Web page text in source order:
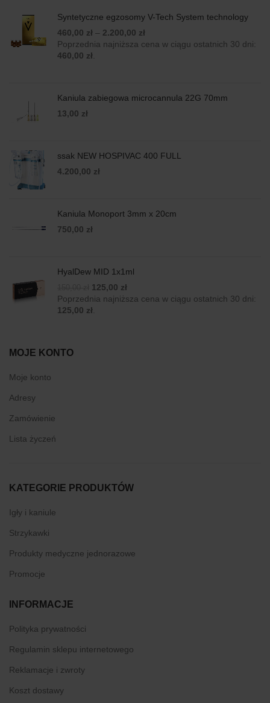
Syntetyczne egzosomy V-Tech System technology
460,00 zł – 2.200,00 zł
Poprzednia najniższa cena w ciągu ostatnich 30 dni:
460,00 zł
Kaniula zabiegowa microcannula 22G 70mm
13,00 zł
ssak NEW HOSPIVAC 400 FULL
4.200,00 zł
Kaniula Monoport 3mm x 20cm
750,00 zł
HyalDew MID 1x1ml
Original
price
was:
125,00 zł
price
Poprzednia najniższa cena w ciągu ostatnich 30 dni:
125,00 zł
MOJE KONTO
Moje konto
Adresy
Zamówienie
Lista życzeń
KATEGORIE PRODUKTÓW
Igły i kaniule
Strzykawki
Produkty medyczne jednorazowe
Promocje
INFORMACJE
Polityka prywatności
Regulamin sklepu internetowego
Reklamacje i zwroty
Koszt dostawy